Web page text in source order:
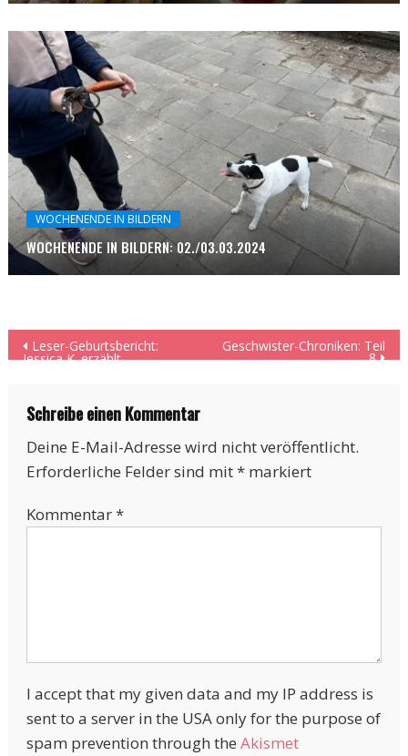
WOCHENENDE IN BILDERN
WOCHENENDE IN BILDERN: 02./03.03.2024
Beitragsnavigation
Leser-Geburtsbericht:
Jessica K. erzählt
Geschwister-Chroniken: Teil
8
Schreibe einen Kommentar
Deine E-Mail-Adresse wird nicht veröffentlicht.
Erforderliche Felder sind mit*markiert
Kommentar*
I accept that my given data and my IP address is
sent to a server in the USA only for the purpose of
spam prevention through the Akismet